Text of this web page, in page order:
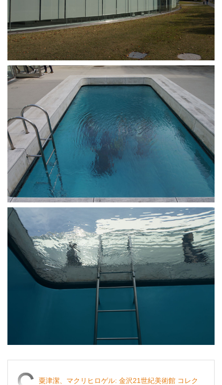
粟津潔、マクリヒロゲル: 金沢21世紀美術館 コレク